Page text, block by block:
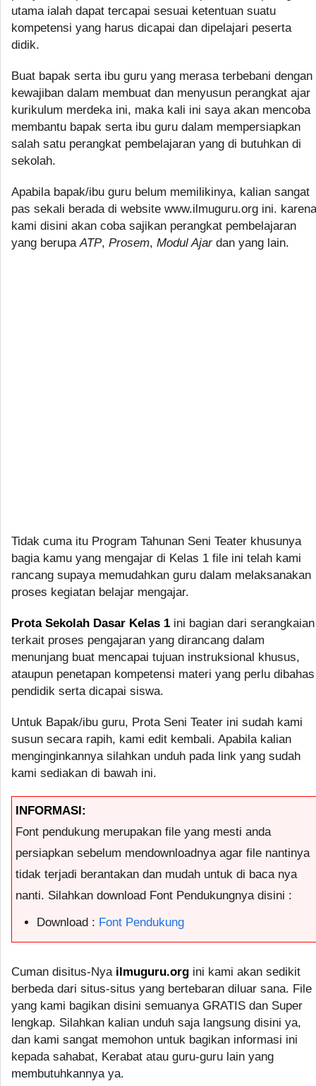
utama ialah dapat tercapai sesuai ketentuan suatu
kompetensi yang harus dicapai dan dipelajari peserta
didik.
Buat bapak serta ibu guru yang merasa terbebani dengan
kewajiban dalam membuat dan menyusun perangkat ajar
kurikulum merdeka ini, maka kali ini saya akan mencoba
membantu bapak serta ibu guru dalam mempersiapkan
salah satu perangkat pembelajaran yang di butuhkan di
sekolah.
Apabila bapak/ibu guru belum memilikinya, kalian sangat
pas sekali berada di website www.ilmuguru.org ini. karena
kami disini akan coba sajikan perangkat pembelajaran
yang berupa ATP, Prosem, Modul Ajardan yang lain.
Tidak cuma itu Program Tahunan Seni Teater khusunya
bagia kamu yang mengajar di Kelas 1 file ini telah kami
rancang supaya memudahkan guru dalam melaksanakan
proses kegiatan belajar mengajar.
Prota Sekolah Dasar Kelas 1 ini bagian dari serangkaian
terkait proses pengajaran yang dirancang dalam
menunjang buat mencapai tujuan instruksional khusus,
ataupun penetapan kompetensi materi yang perlu dibahas
pendidik serta dicapai siswa.
Untuk Bapak/ibu guru, Prota Seni Teater ini sudah kami
susun secara rapih, kami edit kembali. Apabila kalian
menginginkannya silahkan unduh pada link yang sudah
kami sediakan di bawah ini.
INFORMASI:
Font pendukung merupakan file yang mesti anda
persiapkan sebelum mendownloadnya agar file nantinya
tidak terjadi berantakan dan mudah untuk di baca nya
nanti. Silahkan download Font Pendukungnya disini :
Download : Font Pendukung
Cuman disitus-Nya ilmuguru.org ini kami akan sedikit
berbeda dari situs-situs yang bertebaran diluar sana. File
yang kami bagikan disini semuanya GRATIS dan Super
lengkap. Silahkan kalian unduh saja langsung disini ya,
dan kami sangat memohon untuk bagikan informasi ini
kepada sahabat, Kerabat atau guru-guru lain yang
membutuhkannya ya.